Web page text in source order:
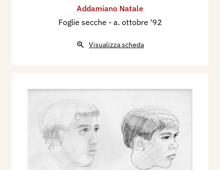
Addamiano Natale
Foglie secche - a. ottobre '92
Visualizza scheda